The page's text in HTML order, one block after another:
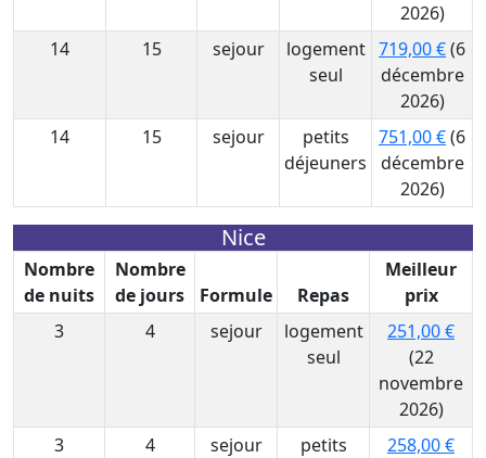
2026)
14
15 sejour
logement
seul
719,00 €(6
décembre
2026)
14
15 sejour
petits
déjeuners
751,00 €(6
décembre
2026)
Nice
Nombre
de nuits
Nombre
de jours
Formule Repas
Meilleur
prix
3
4 sejour
logement
seul
251,00 €
(22
novembre
2026)
3
4 sejour
petits
258,00 €